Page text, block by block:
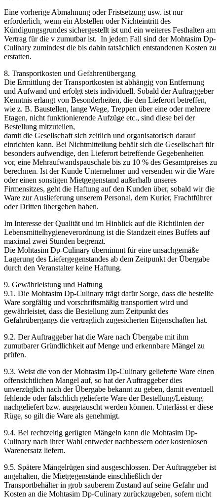
Eine vorherige Abmahnung oder Fristsetzung usw. ist nur
erforderlich, wenn ein Abstellen oder Nichteintritt des
Kündigungsgrundes sichergestellt ist und ein weiteres Festhalten am
Vertrag für die v zumutbar ist. In jedem Fall sind der Mohtasim Dp-
Culinary zumindest die bis dahin tatsächlich entstandenen Kosten zu
erstatten.
8. Transportkosten und Gefahrenübergang
Die Ermittlung der Transportkosten ist abhängig von Entfernung
und Aufwand und erfolgt stets individuell. Sobald der Auftraggeber
Kenntnis erlangt von Besonderheiten, die den Lieferort betreffen,
wie z. B. Baustellen, lange Wege, Treppen über eine oder mehrere
Etagen, nicht funktionierende Aufzüge etc., sind diese bei der
Bestellung mitzuteilen,
damit die Gesellschaft sich zeitlich und organisatorisch darauf
einrichten kann. Bei Nichtmitteilung behält sich die Gesellschaft für
besonders aufwendige, den Lieferort betreffende Gegebenheiten
vor, eine Mehraufwandspauschale bis zu 10 % des Gesamtpreises zu
berechnen. Ist der Kunde Unternehmer und versenden wir die Ware
oder einen sonstigen Mietgegenstand außerhalb unseres
Firmensitzes, geht die Haftung auf den Kunden über, sobald wir die
Ware zur Auslieferung unserem Personal, dem Kurier, Frachtführer
oder Dritten übergeben haben.
Im Interesse der Qualität und im Hinblick auf die Richtlinien der
Lebensmittelhygieneverordnung ist die Standzeit eines Buffets auf
maximal zwei Stunden begrenzt.
Die Mohtasim Dp-Culinary übernimmt für eine unsachgemäße
Lagerung des Liefergegenstandes ab dem Zeitpunkt der Übergabe
durch den Veranstalter keine Haftung.
9. Gewährleistung und Haftung
9.1. Die Mohtasim Dp-Culinary trägt dafür Sorge, dass die bestellte
Ware sorgfältig und vorschriftsmäßig transportiert wird und
gewährleistet, dass die Bestellung zum Zeitpunkt des
Gefahrübergangs die vertraglich zugesicherten Eigenschaften hat.
9.2. Der Auftraggeber hat die Ware nach Übergabe mit ihm
zumutbarer Gründlichkeit auf Menge und erkennbare Mängel zu
prüfen.
9.3. Weist die von der Mohtasim Dp-Culinary gelieferte Ware einen
offensichtlichen Mangel auf, so hat der Auftraggeber dies
unverzüglich nach der Übergabe bekannt zu geben, damit eventuell
fehlende oder fälschlich gelieferte Ware der Bestellung/Leistung
nachgeliefert bzw. ausgetauscht werden können. Unterlässt er diese
Rüge, so gilt die Ware als genehmigt.
9.4. Bei rechtzeitig gerügten Mängeln kann die Mohtasim Dp-
Culinary nach ihrer Wahl entweder nachbessern oder kostenlosen
Warenersatz liefern.
9.5. Spätere Mängelrügen sind ausgeschlossen. Der Auftraggeber ist
angehalten, die Mietgegenstände einschließlich der
Transportbehälter in grob sauberem Zustand auf seine Gefahr und
Kosten an die Mohtasim Dp-Culinary zurückzugeben, sofern nicht